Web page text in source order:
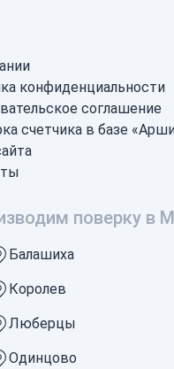
конфиденциальности
соглашение
счетчика в базе
поверку в
Балашиха
Королев
Люберцы
Одинцово